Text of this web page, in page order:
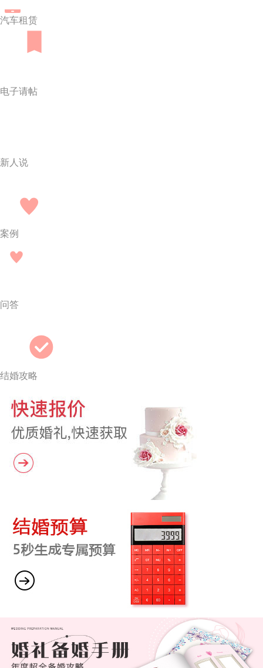
汽车租赁
电子请帖
新人说
案例
问答
结婚攻略